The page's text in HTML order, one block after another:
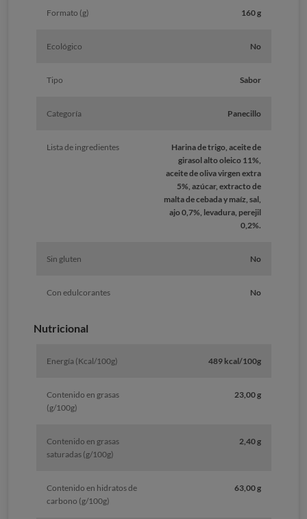
Formato (g) 160 g
Ecológico No
Tipo Sabor
Categoría Panecillo
Lista de ingredientes
Harina de trigo, aceite de
girasol alto oleico 11%,
aceite de oliva virgen extra
5%, azúcar, extracto de
malta de cebada y maíz, sal,
ajo 0,7%, levadura, perejil
0,2%.
Sin gluten No
Con edulcorantes No
Nutricional
Energía (Kcal/100g) 489 kcal/100g
Contenido en grasas
(g/100g)
23,00 g
Contenido en grasas
saturadas (g/100g)
2,40 g
Contenido en hidratos de
carbono (g/100g)
63,00 g